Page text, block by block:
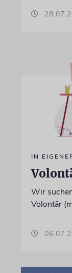
IN
Wir
Volontär